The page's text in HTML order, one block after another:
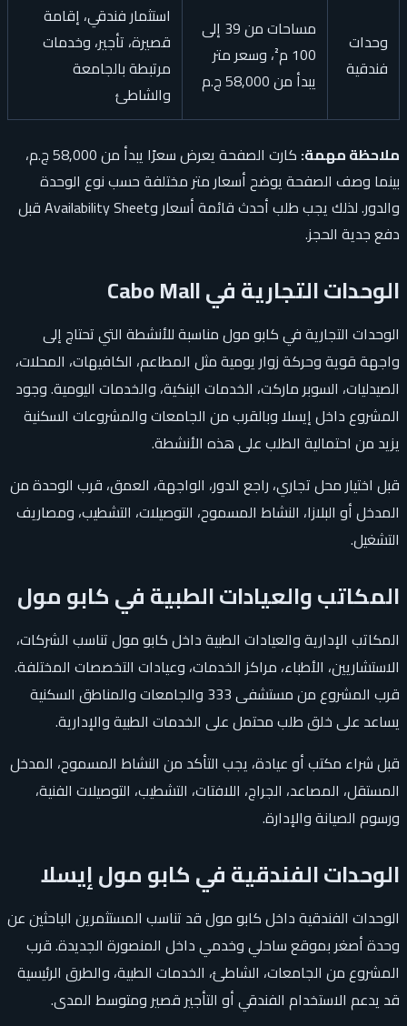
وحدات
فندقية
مساحات من 39 إلى
100 م²، وسعر متر
يبدأ من 58,000 ج.م
استثمار فندقي، إقامة
قصيرة، تأجير، وخدمات
مرتبطة بالجامعة
والشاطئ
ملاحظة مهمة:
كارت الصفحة يعرض سعرًا يبدأ من 58,000 ج.م،
بينما وصف الصفحة يوضح أسعار متر مختلفة حسب نوع الوحدة
والدور. لذلك يجب طلب أحدث قائمة أسعار وAvailability Sheet قبل
دفع جدية الحجز.
الوحدات التجارية في Cabo Mall
الوحدات التجارية في كابو مول مناسبة للأنشطة التي تحتاج إلى
واجهة قوية وحركة زوار يومية مثل المطاعم، الكافيهات، المحلات،
الصيدليات، السوبر ماركت، الخدمات البنكية، والخدمات اليومية. وجود
المشروع داخل إيسلا وبالقرب من الجامعات والمشروعات السكنية
يزيد من احتمالية الطلب على هذه الأنشطة.
قبل اختيار محل تجاري، راجع الدور، الواجهة، العمق، قرب الوحدة من
المدخل أو البلازا، النشاط المسموح، التوصيلات، التشطيب، ومصاريف
التشغيل.
المكاتب والعيادات الطبية في كابو مول
المكاتب الإدارية والعيادات الطبية داخل كابو مول تناسب الشركات،
الاستشاريين، الأطباء، مراكز الخدمات، وعيادات التخصصات المختلفة.
قرب المشروع من مستشفى 333 والجامعات والمناطق السكنية
يساعد على خلق طلب محتمل على الخدمات الطبية والإدارية.
قبل شراء مكتب أو عيادة، يجب التأكد من النشاط المسموح، المدخل
المستقل، المصاعد، الجراج، اللافتات، التشطيب، التوصيلات الفنية،
ورسوم الصيانة والإدارة.
الوحدات الفندقية في كابو مول إيسلا
الوحدات الفندقية داخل كابو مول قد تناسب المستثمرين الباحثين عن
وحدة أصغر بموقع ساحلي وخدمي داخل المنصورة الجديدة. قرب
المشروع من الجامعات، الشاطئ، الخدمات الطبية، والطرق الرئيسية
قد يدعم الاستخدام الفندقي أو التأجير قصير ومتوسط المدى.